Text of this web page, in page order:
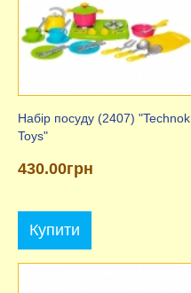
Набір посуду (2407) "Technok
Toys"
430.00грн
Купити